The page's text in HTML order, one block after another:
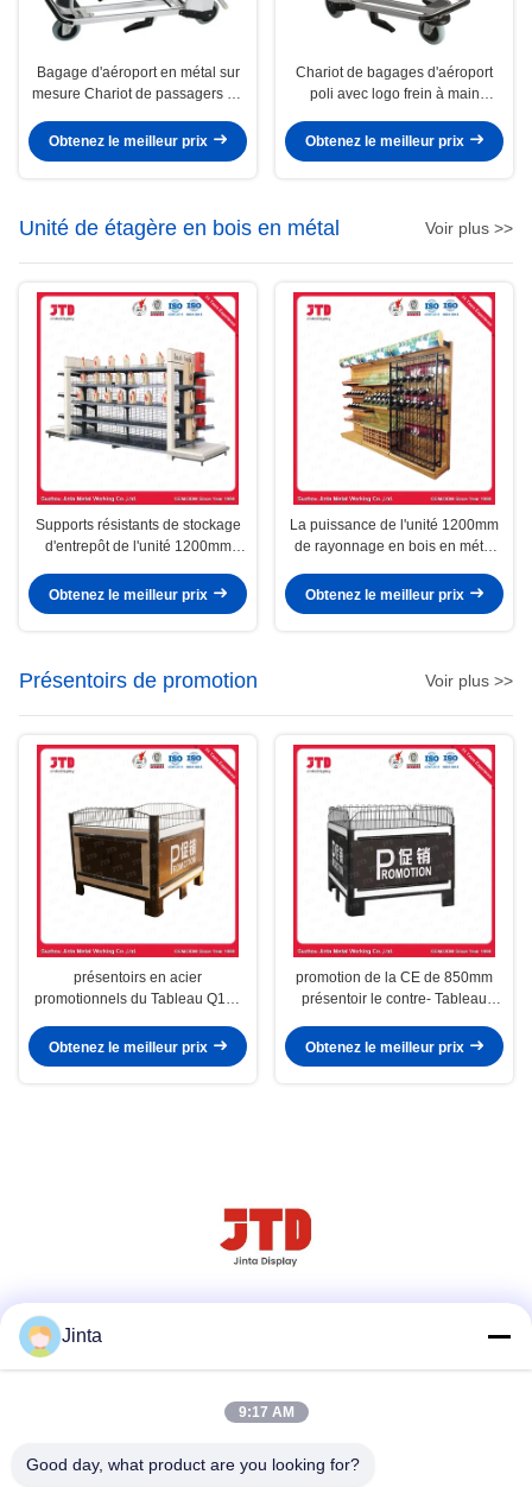
Bagage d'aéroport en métal sur
mesure Chariot de passagers au
roues
Obtenez le meilleur prix
Chariot de bagages d'aéroport
poli avec logo frein à main
Obtenez le meilleur prix
Unité de étagère en bois en métal Voir plus >>
Supports résistants de stockage
d'entrepôt de l'unité 1200mm
forces de défense principale
Q235
Obtenez le meilleur prix
La puissance de l'unité 1200mm
de rayonnage en bois en métal
Obtenez le meilleur prix
Présentoirs de promotion Voir plus >>
présentoirs en acier
promotionnels du Tableau Q195
Obtenez le meilleur prix
promotion de la CE de 850mm
présentoir le contre- Tableau
Obtenez le meilleur prix
Jinta
9:17 AM
Good day, what product are you looking for?